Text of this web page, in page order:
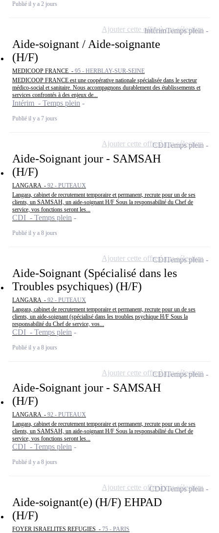
Publié il y a 2 jours
Aide-soignant / Aide-soignante
(H/F)
MEDICOOP FRANCE - 95 - HERBLAY-SUR-SEINE
MEDICOOP FRANCE est une coopérative nationale spécialisée dans le secteur
médico-social et sanitaire. Nous accompagnons durablement des établissements et
services confrontés à des enjeux de...
Intérim - Temps plein
Publié il y a 7 jours
IntérimTemps plein
Ajouter cette offre à ma sélection
Aide-Soignant jour - SAMSAH
(H/F)
LANGARA - 92 - PUTEAUX
Langara, cabinet de recrutement temporaire et permanent, recrute pour un de ses
clients, un SAMSAH, un aide-soignant H/F Sous la responsabilité du Chef de
service, vos fonctions seront les...
CDI - Temps plein
Publié il y a 8 jours
CDITemps plein
Ajouter cette offre à ma sélection
Aide-Soignant (Spécialisé dans les
Troubles psychiques) (H/F)
LANGARA - 92 - PUTEAUX
Langara, cabinet de recrutement temporaire et permanent, recrute pour un de ses
clients, un aide-soignant (spécialisé dans les troubles psychique H/F Sous la
responsabilité du Chef de service, vos...
CDI - Temps plein
Publié il y a 8 jours
CDITemps plein
Ajouter cette offre à ma sélection
Aide-Soignant jour - SAMSAH
(H/F)
LANGARA - 92 - PUTEAUX
Langara, cabinet de recrutement temporaire et permanent, recrute pour un de ses
clients, un SAMSAH, un aide-soignant H/F Sous la responsabilité du Chef de
service, vos fonctions seront les...
CDI - Temps plein
Publié il y a 8 jours
CDITemps plein
Ajouter cette offre à ma sélection
Aide-soignant(e) (H/F) EHPAD
(H/F)
FOYER ISRAELITES REFUGIES - 75 - PARIS
CDDTemps plein
Ajouter cette offre à ma sélection